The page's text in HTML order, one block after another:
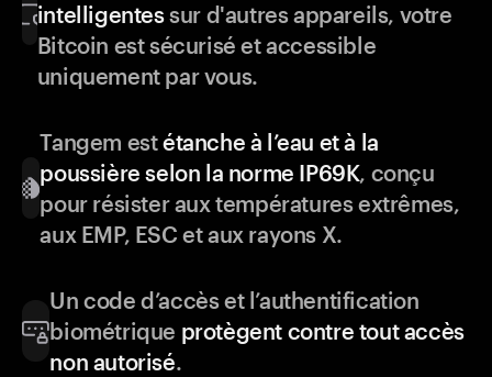
intelligentessur d'autres appareils, votre
Bitcoin est sécurisé et accessible
uniquement par vous.
Tangem estétanche à l’eau et à la
poussière selon la norme IP69K, conçu
pour résister aux températures extrêmes,
aux EMP, ESC et aux rayons X.
Un code d’accès et l’authentification
biométrique protègent contre tout accès
non autorisé.